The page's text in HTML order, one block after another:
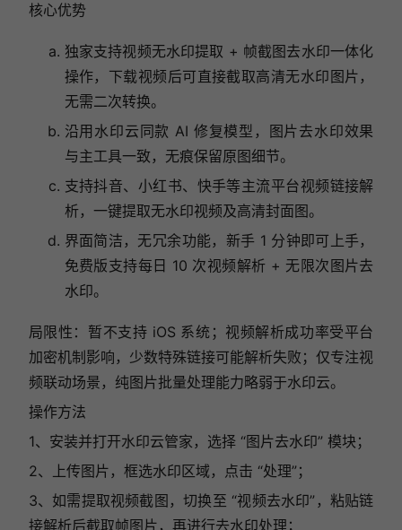
核心优势
独家支持视频无水印提取 + 帧截图去水印一体化
操作，下载视频后可直接截取高清无水印图片，
无需二次转换。
沿用水印云同款 AI 修复模型，图片去水印效果
与主工具一致，无痕保留原图细节。
支持抖音、小红书、快手等主流平台视频链接解
析，一键提取无水印视频及高清封面图。
界面简洁，无冗余功能，新手 1 分钟即可上手，
免费版支持每日 10 次视频解析 + 无限次图片去
水印。
局限性：暂不支持 iOS 系统；视频解析成功率受平台
加密机制影响，少数特殊链接可能解析失败；仅专注视
频联动场景，纯图片批量处理能力略弱于水印云。
操作方法
1、安装并打开水印云管家，选择 “图片去水印” 模块；
2、上传图片，框选水印区域，点击 “处理”；
3、如需提取视频截图，切换至 “视频去水印”，粘贴链
接解析后截取帧图片，再进行去水印处理；